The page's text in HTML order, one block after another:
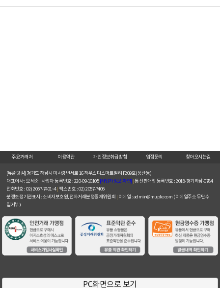
주요거래처 이용약관 개인정보취급방침 입점문의 찾아오시는길
[뮤플닷컴] 경기도 하남시 미사강변서로 16 하우스디스마트밸리 F209호(풍산동)
대표이사 : 오세준
사업자 등록번호 : 220-09-10105 [사업자정보 확인]
통신판매업 등록번호 : 2018-경기하남-0784
전화번호 : 02) 2057-7401~4 팩스번호 : 02) 2057-7405
분쟁조정기관표시 : 소비자보호원, 전자거래분쟁중재위원회
이메일 : admin@muple.com (이메일주소 무단수
집거부)
PC화면으로 보기